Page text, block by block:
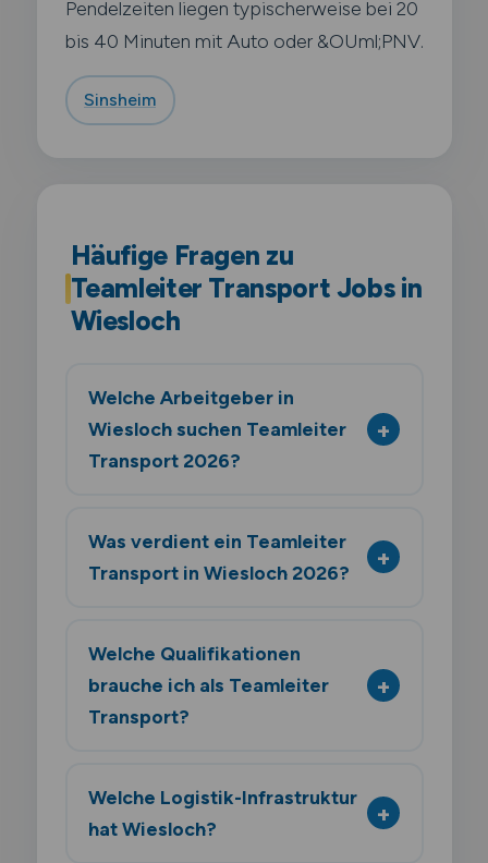
Pendelzeiten liegen typischerweise bei 20
bis 40 Minuten mit Auto oder &OUml;PNV.
Sinsheim
Häufige Fragen zu
Teamleiter Transport Jobs in
Wiesloch
Welche Arbeitgeber in
Wiesloch suchen Teamleiter
Transport 2026?
Was verdient ein Teamleiter
Transport in Wiesloch 2026?
Welche Qualifikationen
brauche ich als Teamleiter
Transport?
Welche Logistik-Infrastruktur
hat Wiesloch?